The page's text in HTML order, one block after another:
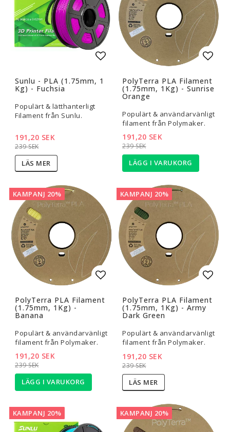
Sunlu - PLA (1.75mm, 1
Kg) - Fuchsia
Populärt & lätthanterligt
Filament från Sunlu.
239 SEK
191,20 SEK
LÄS MER
PolyTerra PLA Filament
(1.75mm, 1Kg) - Sunrise
Orange
Populärt & användarvänligt
filament från Polymaker.
239 SEK
191,20 SEK
LÄGG I VARUKORG
KAMPANJ 20%
Lägg till i favoritlistan
PolyTerra PLA Filament
(1.75mm, 1Kg) -
Banana
Populärt & användarvänligt
filament från Polymaker.
239 SEK
191,20 SEK
LÄGG I VARUKORG
KAMPANJ 20%
PolyTerra PLA Filament
(1.75mm, 1Kg) - Army
Dark Green
Populärt & användarvänligt
filament från Polymaker.
239 SEK
191,20 SEK
LÄS MER
KAMPANJ 20% KAMPANJ 20%